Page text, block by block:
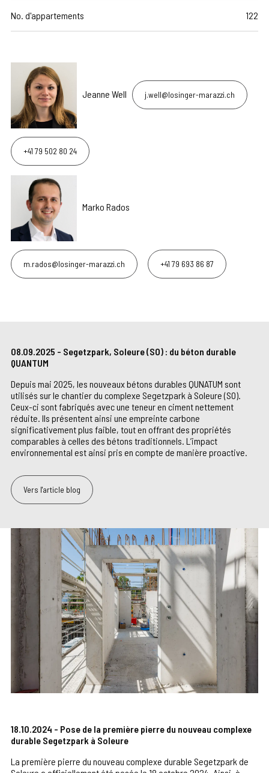
No. d'appartements 122
Jeanne Well j.well@losinger-marazzi.ch
+41 79 502 80 24
Marko Rados
m.rados@losinger-marazzi.ch +41 79 693 86 87
08.09.2025 - Segetzpark, Soleure (SO) : du béton durable
QUANTUM
Depuis mai 2025, les nouveaux bétons durables QUNATUM sont
utilisés sur le chantier du complexe Segetzpark à Soleure (SO).
Ceux-ci sont fabriqués avec une teneur en ciment nettement
réduite. Ils présentent ainsi une empreinte carbone
significativement plus faible, tout en offrant des propriétés
comparables à celles des bétons traditionnels. L’impact
environnemental est ainsi pris en compte de manière proactive.
Vers l'article blog
18.10.2024 - Pose de la première pierre du nouveau complexe
durable Segetzpark à Soleure
La première pierre du nouveau complexe durable Segetzpark de